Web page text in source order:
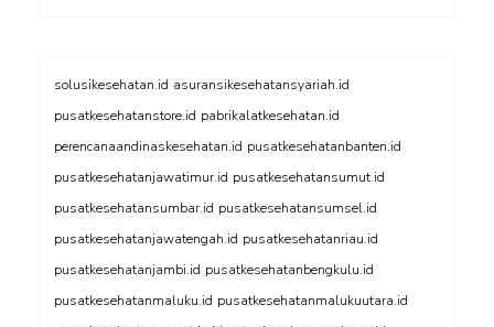
solusikesehatan.id asuransikesehatansyariah.id
pusatkesehatanstore.id pabrikalatkesehatan.id
perencanaandinaskesehatan.id pusatkesehatanbanten.id
pusatkesehatanjawatimur.id pusatkesehatansumut.id
pusatkesehatansumbar.id pusatkesehatansumsel.id
pusatkesehatanjawatengah.id pusatkesehatanriau.id
pusatkesehatanjambi.id pusatkesehatanbengkulu.id
pusatkesehatanmaluku.id pusatkesehatanmalukuutara.id